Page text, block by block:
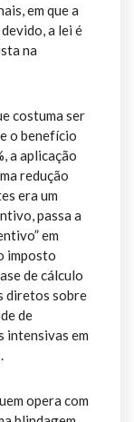
em que a
a lei é
na
costuma ser
o benefício
a aplicação
redução
era um
passa a
em
imposto
de cálculo
diretos sobre
de
intensivas em
opera com